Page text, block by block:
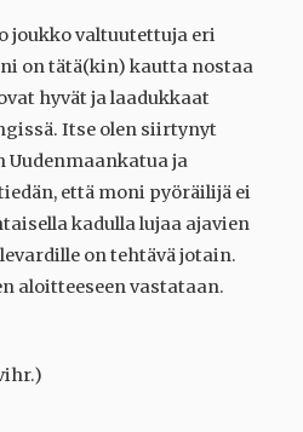
joukko valtuutettuja eri
on tätä(kin) kautta nostaa
hyvät ja laadukkaat
Itse olen siirtynyt
Uudenmaankatua ja
että moni pyöräilijä ei
kadulla lujaa ajavien
on tehtävä jotain.
aloitteeseen vastataan.